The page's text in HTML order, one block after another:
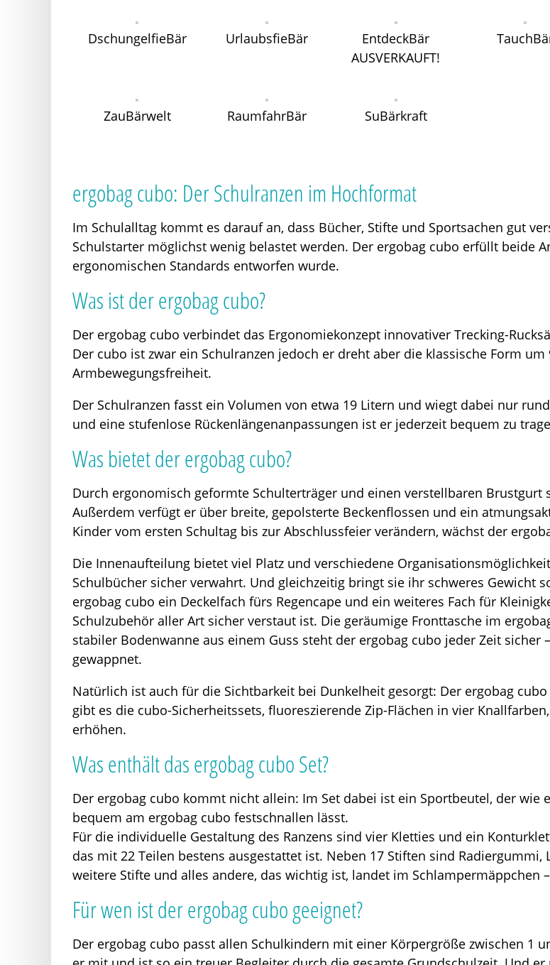
DschungelfieBär UrlaubsfieBär
EntdeckBär
AUSVERKAUFT!
ZauBärwelt RaumfahrBär SuBärkraft
ergobag cubo: Der Schulranzen im Hochformat
Im Schulalltag kommt es darauf an, dass Bücher, Stifte und Sportsachen gut
Schulstarter möglichst wenig belastet werden. Der ergobag cubo erfüllt beide
ergonomischen Standards entworfen wurde.
Was ist der ergobag cubo?
Der ergobag cubo verbindet das Ergonomiekonzept innovativer Trecking-
Der cubo ist zwar ein Schulranzen jedoch er dreht aber die klassische Form
Armbewegungsfreiheit.
Der Schulranzen fasst ein Volumen von etwa 19 Litern und wiegt dabei nur
und eine stufenlose Rückenlängenanpassungen ist er jederzeit bequem zu
Was bietet der ergobag cubo?
Durch ergonomisch geformte Schulterträger und einen verstellbaren
Außerdem verfügt er über breite, gepolsterte Beckenflossen und ein
Kinder vom ersten Schultag bis zur Abschlussfeier verändern, wächst der
Die Innenaufteilung bietet viel Platz und verschiedene
Schulbücher sicher verwahrt. Und gleichzeitig bringt sie ihr schweres Gewicht
ergobag cubo ein Deckelfach fürs Regencape und ein weiteres Fach für
Schulzubehör aller Art sicher verstaut ist. Die geräumige Fronttasche im
stabiler Bodenwanne aus einem Guss steht der ergobag cubo jeder Zeit
gewappnet.
Natürlich ist auch für die Sichtbarkeit bei Dunkelheit gesorgt: Der ergobag
gibt es die cubo-Sicherheitssets, fluoreszierende Zip-Flächen in vier
erhöhen.
Was enthält das ergobag cubo Set?
Der ergobag cubo kommt nicht allein: Im Set dabei ist ein Sportbeutel, der wie
bequem am ergobag cubo festschnallen lässt.
Für die individuelle Gestaltung des Ranzens sind vier Kletties und ein
das mit 22 Teilen bestens ausgestattet ist. Neben 17 Stiften sind
weitere Stifte und alles andere, das wichtig ist, landet im Schlampermäppchen
Für wen ist der ergobag cubo geeignet?
Der ergobag cubo passt allen Schulkindern mit einer Körpergröße zwischen 1